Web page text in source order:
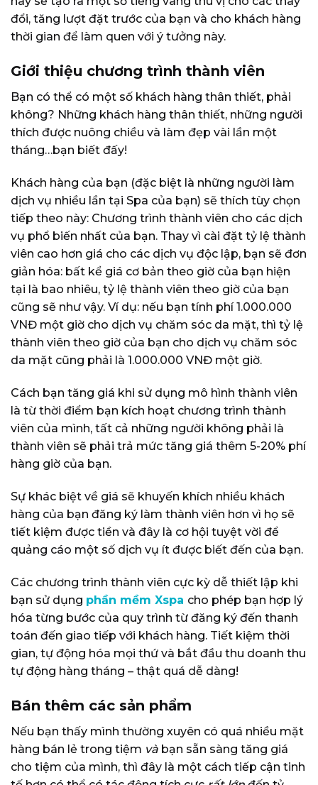
đổi, tăng lượt đặt trước của bạn và cho khách hàng
thời gian để làm quen với ý tưởng này.
Giới thiệu chương trình thành viên
Bạn có thể có một số khách hàng thân thiết, phải
không? Những khách hàng thân thiết, những người
thích được nuông chiều và làm đẹp vài lần một
tháng…bạn biết đấy!
Khách hàng của bạn (đặc biệt là những người làm
dịch vụ nhiều lần tại Spa của bạn) sẽ thích tùy chọn
tiếp theo này: Chương trình thành viên cho các dịch
vụ phổ biến nhất của bạn. Thay vì cài đặt tỷ lệ thành
viên cao hơn giá cho các dịch vụ độc lập, bạn sẽ đơn
giản hóa: bất kể giá cơ bản theo giờ của bạn hiện
tại là bao nhiêu, tỷ lệ thành viên theo giờ của bạn
cũng sẽ như vậy. Ví dụ: nếu bạn tính phí 1.000.000
VNĐ một giờ cho dịch vụ chăm sóc da mặt, thì tỷ lệ
thành viên theo giờ của bạn cho dịch vụ chăm sóc
da mặt cũng phải là 1.000.000 VNĐ một giờ.
Cách bạn tăng giá khi sử dụng mô hình thành viên
là từ thời điểm bạn kích hoạt chương trình thành
viên của mình, tất cả những người không phải là
thành viên sẽ phải trả mức tăng giá thêm 5-20% phí
hàng giờ của bạn.
Sự khác biệt về giá sẽ khuyến khích nhiều khách
hàng của bạn đăng ký làm thành viên hơn vì họ sẽ
tiết kiệm được tiền và đây là cơ hội tuyệt vời để
quảng cáo một số dịch vụ ít được biết đến của bạn.
Các chương trình thành viên cực kỳ dễ thiết lập khi
bạn sử dụng phần mềm Xspa cho phép bạn hợp lý
hóa từng bước của quy trình từ đăng ký đến thanh
toán đến giao tiếp với khách hàng. Tiết kiệm thời
gian, tự động hóa mọi thứ và bắt đầu thu doanh thu
tự động hàng tháng – thật quá dễ dàng!
Bán thêm các sản phẩm
Nếu bạn thấy mình thường xuyên có quá nhiều mặt
hàng bán lẻ trong tiệm và bạn sẵn sàng tăng giá
cho tiệm của mình, thì đây là một cách tiếp cận tinh